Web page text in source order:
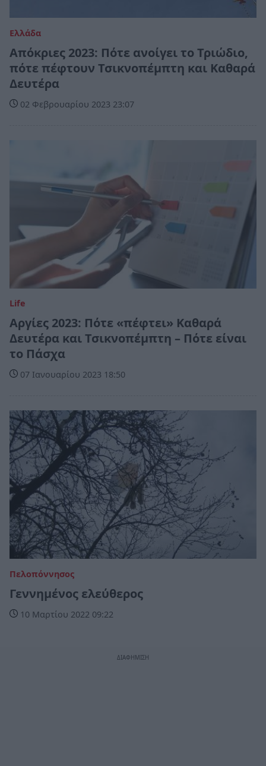
Ελλάδα
Απόκριες 2023: Πότε ανοίγει το Τριώδιο,
πότε πέφτουν Τσικνοπέμπτη και Καθαρά
Δευτέρα
02 Φεβρουαρίου 2023 23:07
Life
Αργίες 2023: Πότε «πέφτει» Καθαρά
Δευτέρα και Τσικνοπέμπτη – Πότε είναι
το Πάσχα
07 Ιανουαρίου 2023 18:50
Πελοπόννησος
Γεννημένος ελεύθερος
10 Μαρτίου 2022 09:22